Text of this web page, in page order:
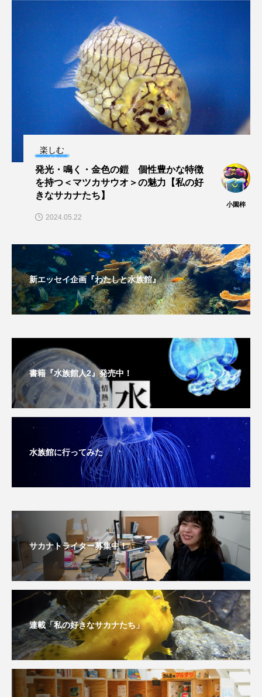
ホヤ ホンモロコ ポットベリーシーホース
マアジ マイクロプラスチック マグロ
マダイ マダコ マダラ
マテガイ ミカヅキノエボシ
ミナミギンガメアジ ミナミヌマエビ
ミナミハタンポ
ミンククジラ ムチカラマツ ムツ
メカジキ メガロドン
メンダコ モクズガニ モツゴ
モノノケトンガリサカタザメ モリアオガエル
モンツキハギ ヤコウガイ ヤゴ
ヤマトシマドジョウ
ヤマトヌマエビ ヤマメ ヤミヨキセワタ
ユウゼン ユウレイクラゲ ユカタハタ
ユメタチモドキ ヨウラククラゲ
ヨツメウオ ラブカ ラムサール条約
リュウセイクラゲ レシピ
ロックシュリンプ ワカサギ ワカメ
ワタカ ワニ ワレカラ
下田海中水族館 世界遺産 両生類
交雑 企画 伝承 伝統料理
保全 健康 八景島シーパラダイス
共生 分析 分類 刺胞動物
剥製 動物園 化石 北の大地の水族館
楽しむ
発光・鳴く・金色の鎧 個性豊かな特徴
を持つ＜マツカサウオ＞の魅力【私の好
きなサカナたち】
小園梓
2024.05.22
新エッセイ企画『わたしと水族館』
書籍『水族館人2』発売中！
水族館に行ってみた
サカナトライター募集中！
連載「私の好きなサカナたち」